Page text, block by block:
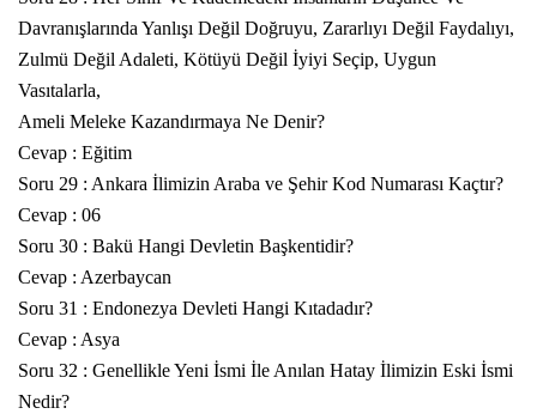
Davranışlarında Yanlışı Değil Doğruyu, Zararlıyı Değil Faydalıyı,
Zulmü Değil Adaleti, Kötüyü Değil İyiyi Seçip, Uygun
Vasıtalarla,
Ameli Meleke Kazandırmaya Ne Denir?
Cevap : Eğitim
Soru 29 : Ankara İlimizin Araba ve Şehir Kod Numarası Kaçtır?
Cevap : 06
Soru 30 : Bakü Hangi Devletin Başkentidir?
Cevap : Azerbaycan
Soru 31 : Endonezya Devleti Hangi Kıtadadır?
Cevap : Asya
Soru 32 : Genellikle Yeni İsmi İle Anılan Hatay İlimizin Eski İsmi
Nedir?